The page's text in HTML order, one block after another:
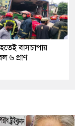
বাসচাপায়
৬ প্রাণ